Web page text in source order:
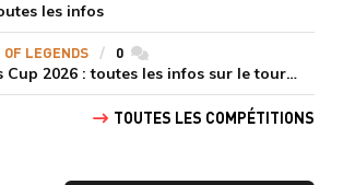
les infos
OF LEGENDS 0commentaires
Esports Nations Cup 2026 : toutes les infos sur le tournoi
TOUTES LES COMPÉTITIONS